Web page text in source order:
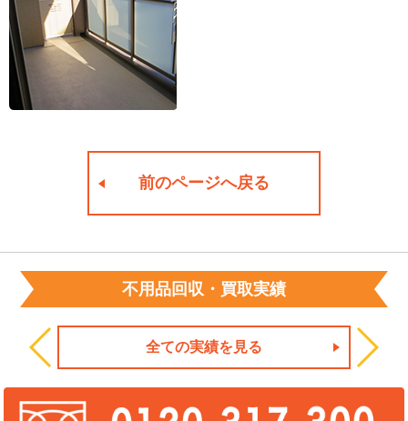
前のページへ戻る
不用品回収・買取実績
全ての実績を見る